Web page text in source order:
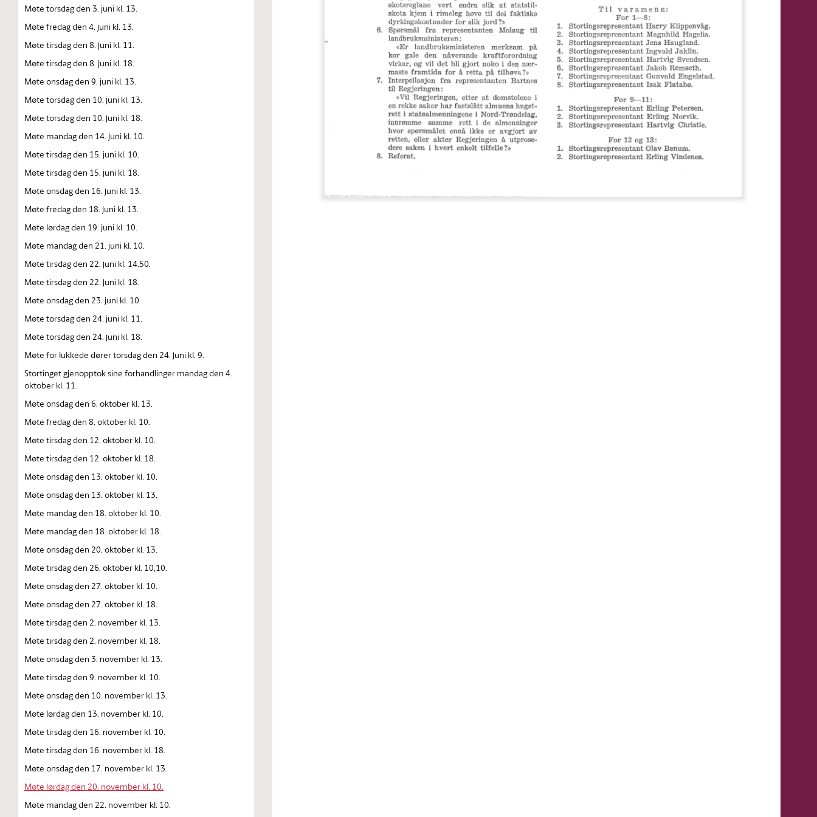
Møte torsdag den 3. juni kl. 13.
Møte fredag den 4. juni kl. 13.
Møte tirsdag den 8. juni kl. 11.
Møte tirsdag den 8. juni kl. 18.
Møte onsdag den 9. juni kl. 13.
Møte torsdag den 10. juni kl. 13.
Møte torsdag den 10. juni kl. 18.
Møte mandag den 14. juni kl. 10.
Møte tirsdag den 15. juni kl. 10.
Møte tirsdag den 15. juni kl. 18.
Møte onsdag den 16. juni kl. 13.
Møte fredag den 18. juni kl. 13.
Møte lørdag den 19. juni kl. 10.
Møte mandag den 21. juni kl. 10.
Møte tirsdag den 22. juni kl. 14.50.
Møte tirsdag den 22. juni kl. 18.
Møte onsdag den 23. juni kl. 10.
Møte torsdag den 24. juni kl. 11.
Møte torsdag den 24. juni kl. 18.
Møte for lukkede dører torsdag den 24. juni kl. 9.
Stortinget gjenopptok sine forhandlinger mandag den 4.
oktober kl. 11.
Møte onsdag den 6. oktober kl. 13.
Møte fredag den 8. oktober kl. 10.
Møte tirsdag den 12. oktober kl. 10.
Møte tirsdag den 12. oktober kl. 18.
Møte onsdag den 13. oktober kl. 10.
Møte onsdag den 13. oktober kl. 13.
Møte mandag den 18. oktober kl. 10.
Møte mandag den 18. oktober kl. 18.
Møte onsdag den 20. oktober kl. 13.
Møte tirsdag den 26. oktober kl. 10,10.
Møte onsdag den 27. oktober kl. 10.
Møte onsdag den 27. oktober kl. 18.
Møte tirsdag den 2. november kl. 13.
Møte tirsdag den 2. november kl. 18.
Møte onsdag den 3. november kl. 13.
Møte tirsdag den 9. november kl. 10.
Møte onsdag den 10. november kl. 13.
Møte lørdag den 13. november kl. 10.
Møte tirsdag den 16. november kl. 10.
Møte tirsdag den 16. november kl. 18.
Møte onsdag den 17. november kl. 13.
Møte lørdag den 20. november kl. 10.
Møte mandag den 22. november kl. 10.